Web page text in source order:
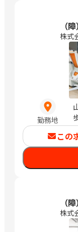
（
株式
勤務地
この
（
株式